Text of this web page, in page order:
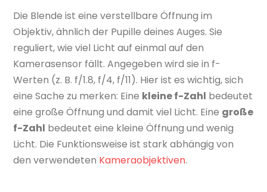
Die Blende ist eine verstellbare Öffnung im
Objektiv, ähnlich der Pupille deines Auges. Sie
reguliert, wie viel Licht auf einmal auf den
Kamerasensor fällt. Angegeben wird sie in f-
Werten (z. B. f/1.8, f/4, f/11). Hier ist es wichtig, sich
eine Sache zu merken: Eine kleine f-Zahl bedeutet
eine große Öffnung und damit viel Licht. Eine große
f-Zahl bedeutet eine kleine Öffnung und wenig
Licht. Die Funktionsweise ist stark abhängig von
den verwendeten Kameraobjektiven.